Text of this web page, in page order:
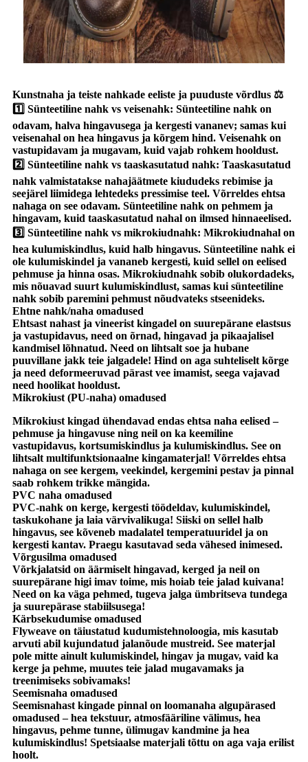
Kunstnaha ja teiste nahkade eeliste ja puuduste võrdlus ⚖️
1️⃣ Sünteetiline nahk vs veisenahk: Sünteetiline nahk on
odavam, halva hingavusega ja kergesti vananev; samas kui
veisenahal on hea hingavus ja kõrgem hind. Veisenahk on
vastupidavam ja mugavam, kuid vajab rohkem hooldust.
2️⃣ Sünteetiline nahk vs taaskasutatud nahk: Taaskasutatud
nahk valmistatakse nahajäätmete kiududeks rebimise ja
seejärel liimidega lehtedeks pressimise teel. Võrreldes ehtsa
nahaga on see odavam. Sünteetiline nahk on pehmem ja
hingavam, kuid taaskasutatud nahal on ilmsed hinnaeelised.
3️⃣ Sünteetiline nahk vs mikrokiudnahk: Mikrokiudnahal on
hea kulumiskindlus, kuid halb hingavus. Sünteetiline nahk ei
ole kulumiskindel ja vananeb kergesti, kuid sellel on eelised
pehmuse ja hinna osas. Mikrokiudnahk sobib olukordadeks,
mis nõuavad suurt kulumiskindlust, samas kui sünteetiline
nahk sobib paremini pehmust nõudvateks stseenideks.
Ehtne nahk/naha omadused
Ehtsast nahast ja vineerist kingadel on suurepärane elastsus
ja vastupidavus, need on õrnad, hingavad ja pikaajalisel
kandmisel lõhnatud. Need on lihtsalt soe ja hubane
puuvillane jakk teie jalgadele! Hind on aga suhteliselt kõrge
ja need deformeeruvad pärast vee imamist, seega vajavad
need hoolikat hooldust.
Mikrokiust (PU-naha) omadused
Mikrokiust kingad ühendavad endas ehtsa naha eelised –
pehmuse ja hingavuse ning neil on ka keemiline
vastupidavus, kortsumiskindlus ja kulumiskindlus. See on
lihtsalt multifunktsionaalne kingamaterjal! Võrreldes ehtsa
nahaga on see kergem, veekindel, kergemini pestav ja pinnal
saab rohkem trikke mängida.
PVC naha omadused
PVC-nahk on kerge, kergesti töödeldav, kulumiskindel,
taskukohane ja laia värvivalikuga! Siiski on sellel halb
hingavus, see kõveneb madalatel temperatuuridel ja on
kergesti kantav. Praegu kasutavad seda vähesed inimesed.
Võrgusilma omadused
Võrkjalatsid on äärmiselt hingavad, kerged ja neil on
suurepärane higi imav toime, mis hoiab teie jalad kuivana!
Need on ka väga pehmed, tugeva jalga ümbritseva tundega
ja suurepärase stabiilsusega!
Kärbsekudumise omadused
Flyweave on täiustatud kudumistehnoloogia, mis kasutab
arvuti abil kujundatud jalanõude mustreid. See materjal
pole mitte ainult kulumiskindel, hingav ja mugav, vaid ka
kerge ja pehme, muutes teie jalad mugavamaks ja
treenimiseks sobivamaks!
Seemisnaha omadused
Seemisnahast kingade pinnal on loomanaha algupärased
omadused – hea tekstuur, atmosfääriline välimus, hea
hingavus, pehme tunne, ülimugav kandmine ja hea
kulumiskindlus! Spetsiaalse materjali tõttu on aga vaja erilist
hoolt.